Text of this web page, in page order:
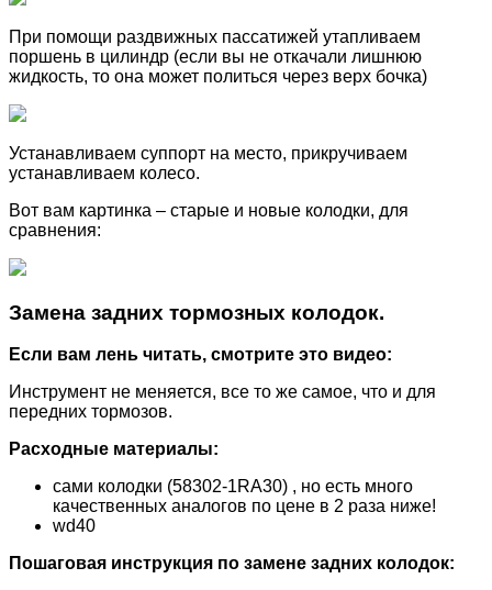
При помощи раздвижных пассатижей утапливаем
поршень в цилиндр (если вы не откачали лишнюю
жидкость, то она может политься через верх бочка)
Устанавливаем суппорт на место, прикручиваем
устанавливаем колесо.
Вот вам картинка – старые и новые колодки, для
сравнения:
Замена задних тормозных колодок.
Если вам лень читать, смотрите это видео:
Инструмент не меняется, все то же самое, что и для
передних тормозов.
Расходные материалы:
сами колодки (58302-1RA30) , но есть много
качественных аналогов по цене в 2 раза ниже!
wd40
Пошаговая инструкция по замене задних колодок: